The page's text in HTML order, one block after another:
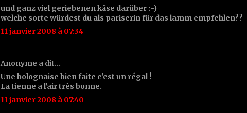
und ganz viel geriebenen käse darüber :-)
welche sorte würdest du als pariserin für das lamm empfehlen??
11 janvier 2008 à 07:34
Anonyme a dit…
Une bolognaise bien faite c'est un régal !
La tienne a l'air très bonne.
11 janvier 2008 à 07:40